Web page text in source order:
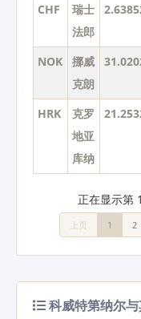
CHF
瑞士
法郎
NOK
挪威
克朗
HRK
克罗
地亚
库纳
正在显示第
上页 1 2
科威特第纳尔